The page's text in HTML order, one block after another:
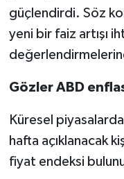
güçlendirdi. Söz
yeni bir faiz artışı
Gözler ABD
Küresel piyasalarda
hafta açıklanacak
fiyat endeksi